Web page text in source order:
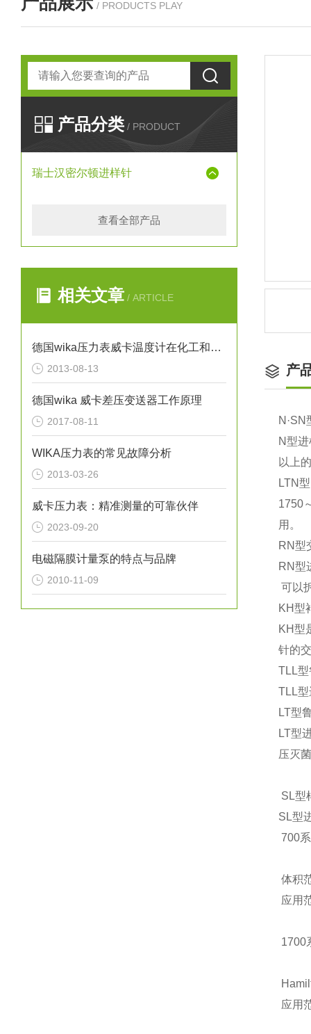
/ PRODUCTS PLAY
产品分类 / PRODUCT
瑞士汉密尔顿进样针
查看全部产品
相关文章 / ARTICLE
德国wika压力表威卡温度计在化工和石油行业的应用
2013-08-13
德国wika 威卡差压变送器工作原理
2017-08-11
WIKA压力表的常见故障分析
2013-03-26
威卡压力表：精准测量的可靠伙伴
2023-09-20
电磁隔膜计量泵的特点与品牌
2010-11-09
产
N·SN
N型
以上
LTN
1750
用。
RN型
RN型
可以
KH型
KH型
针的
TLL
TLL
LT型
LT型
压灭
SL型
SL型
700
体积
应用
1700
应用